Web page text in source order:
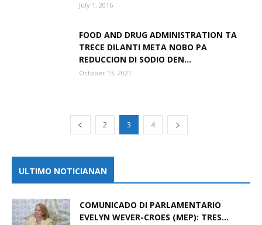
July 1, 2016
FOOD AND DRUG ADMINISTRATION TA
TRECE DILANTI META NOBO PA
REDUCCION DI SODIO DEN...
October 13, 2021
2 3 4
ULTIMO NOTICIANAN
COMUNICADO DI PARLAMENTARIO
EVELYN WEVER-CROES (MEP): TRES...